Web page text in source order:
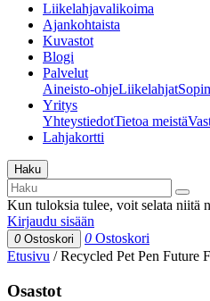
Liikelahjavalikoima
Ajankohtaista
Kuvastot
Blogi
Palvelut
Aineisto-ohjeLiikelahjat
Yritys
YhteystiedotTietoa meistä
Lahjakortti
Haku
Kun tuloksia tulee, voit selata niitä
Kirjaudu sisään
0 Ostoskori 0 Ostoskori
Etusivu /Recycled Pet Pen Future
Osastot